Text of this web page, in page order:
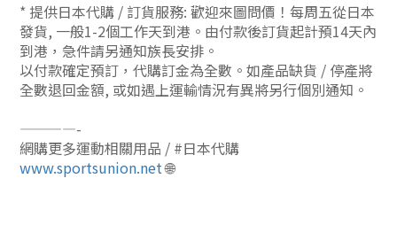
* 提供日本代購 / 訂貨服務: 歡迎來圖問價！每周五從日本
發貨, 一般1-2個工作天到港。由付款後訂貨起計預14天內
到港，急件請另通知族長安排。
以付款確定預訂，代購訂金為全數。如產品缺貨 / 停產將
全數退回金額, 或如遇上運輸情況有異將另行個別通知。
————-
網購更多運動相關用品 / #日本代購
www.sportsunion.net🌐